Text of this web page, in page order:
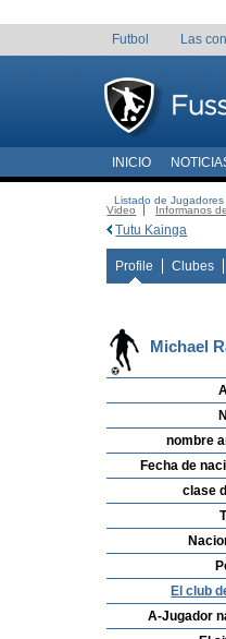
Futbol Las
INICIO
Listado de Jugadores
Video
Informanos
Tutu Kainga
Profile Clubes
Michael
nombre
Fecha de
clase
El club
A-Jugador